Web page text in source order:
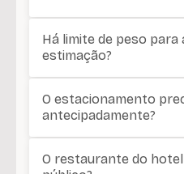
Há limite de peso para
estimação?
O estacionamento
antecipadamente?
O restaurante do